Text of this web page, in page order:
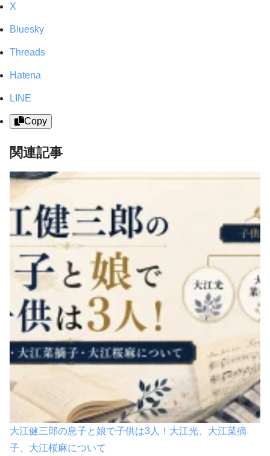
X
Bluesky
Threads
Hatena
LINE
Copy
関連記事
大江健三郎の息子と娘で子供は3人！大江光、大江菜摘
子、大江桜麻について